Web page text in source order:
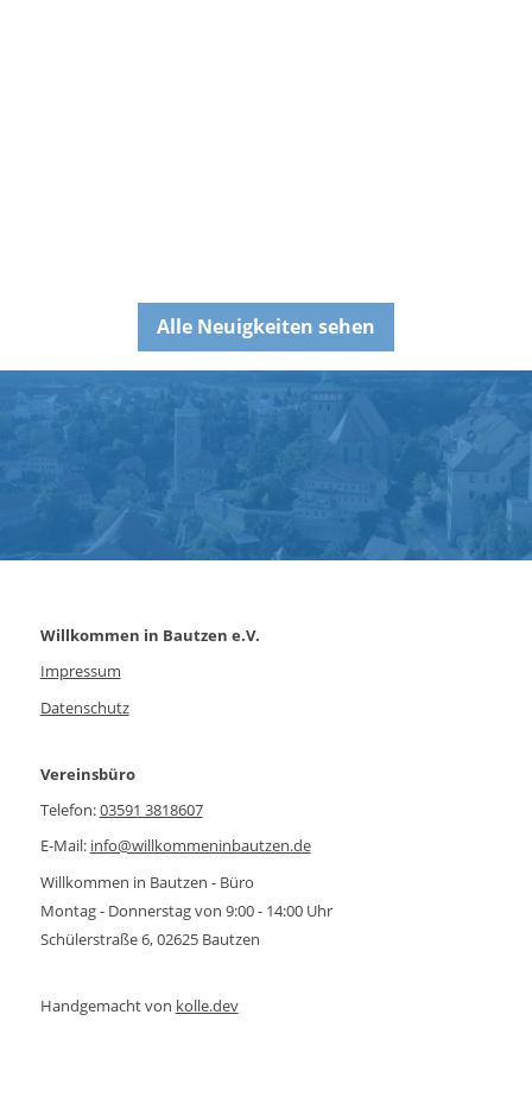
Alle Neuigkeiten sehen
Willkommen in Bautzen e.V.
Impressum
Datenschutz
Vereinsbüro
Telefon:03591 3818607
E-Mail: info@willkommeninbautzen.de
Willkommen in Bautzen - Büro
Montag - Donnerstag von 9:00 - 14:00 Uhr
Schülerstraße 6, 02625 Bautzen
Handgemacht von kolle.dev